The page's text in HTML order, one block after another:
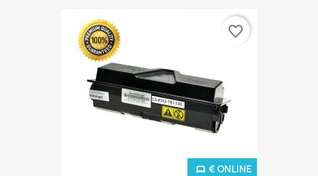
€ ONLINE
favorite_border